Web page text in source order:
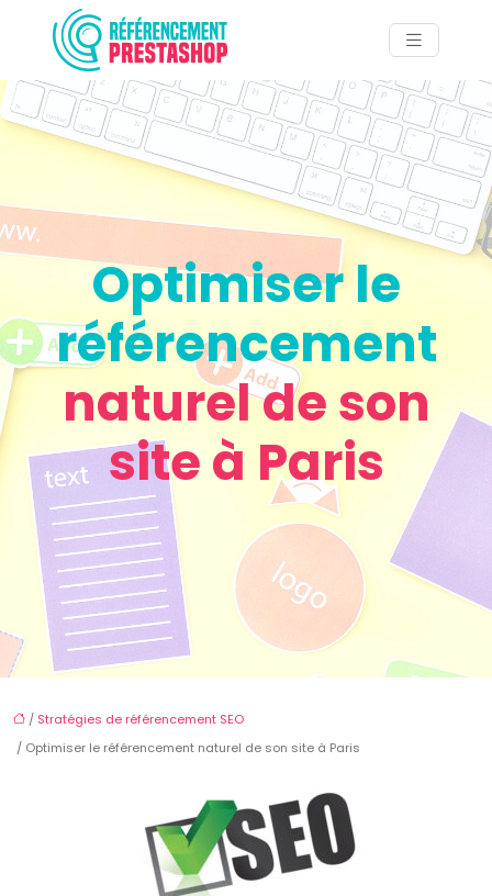
Optimiser le
référencement
naturel de son
site à Paris
/ Stratégies de référencement SEO
/ Optimiser le référencement naturel de son site à Paris